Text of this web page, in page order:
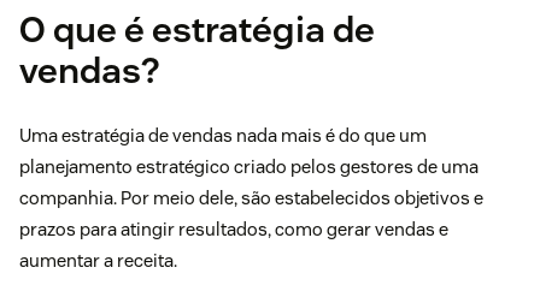
O que é estratégia de
vendas?
Uma estratégia de vendas nada mais é do que um
planejamento estratégico criado pelos gestores de uma
companhia. Por meio dele, são estabelecidos objetivos e
prazos para atingir resultados, como gerar vendas e
aumentar a receita.